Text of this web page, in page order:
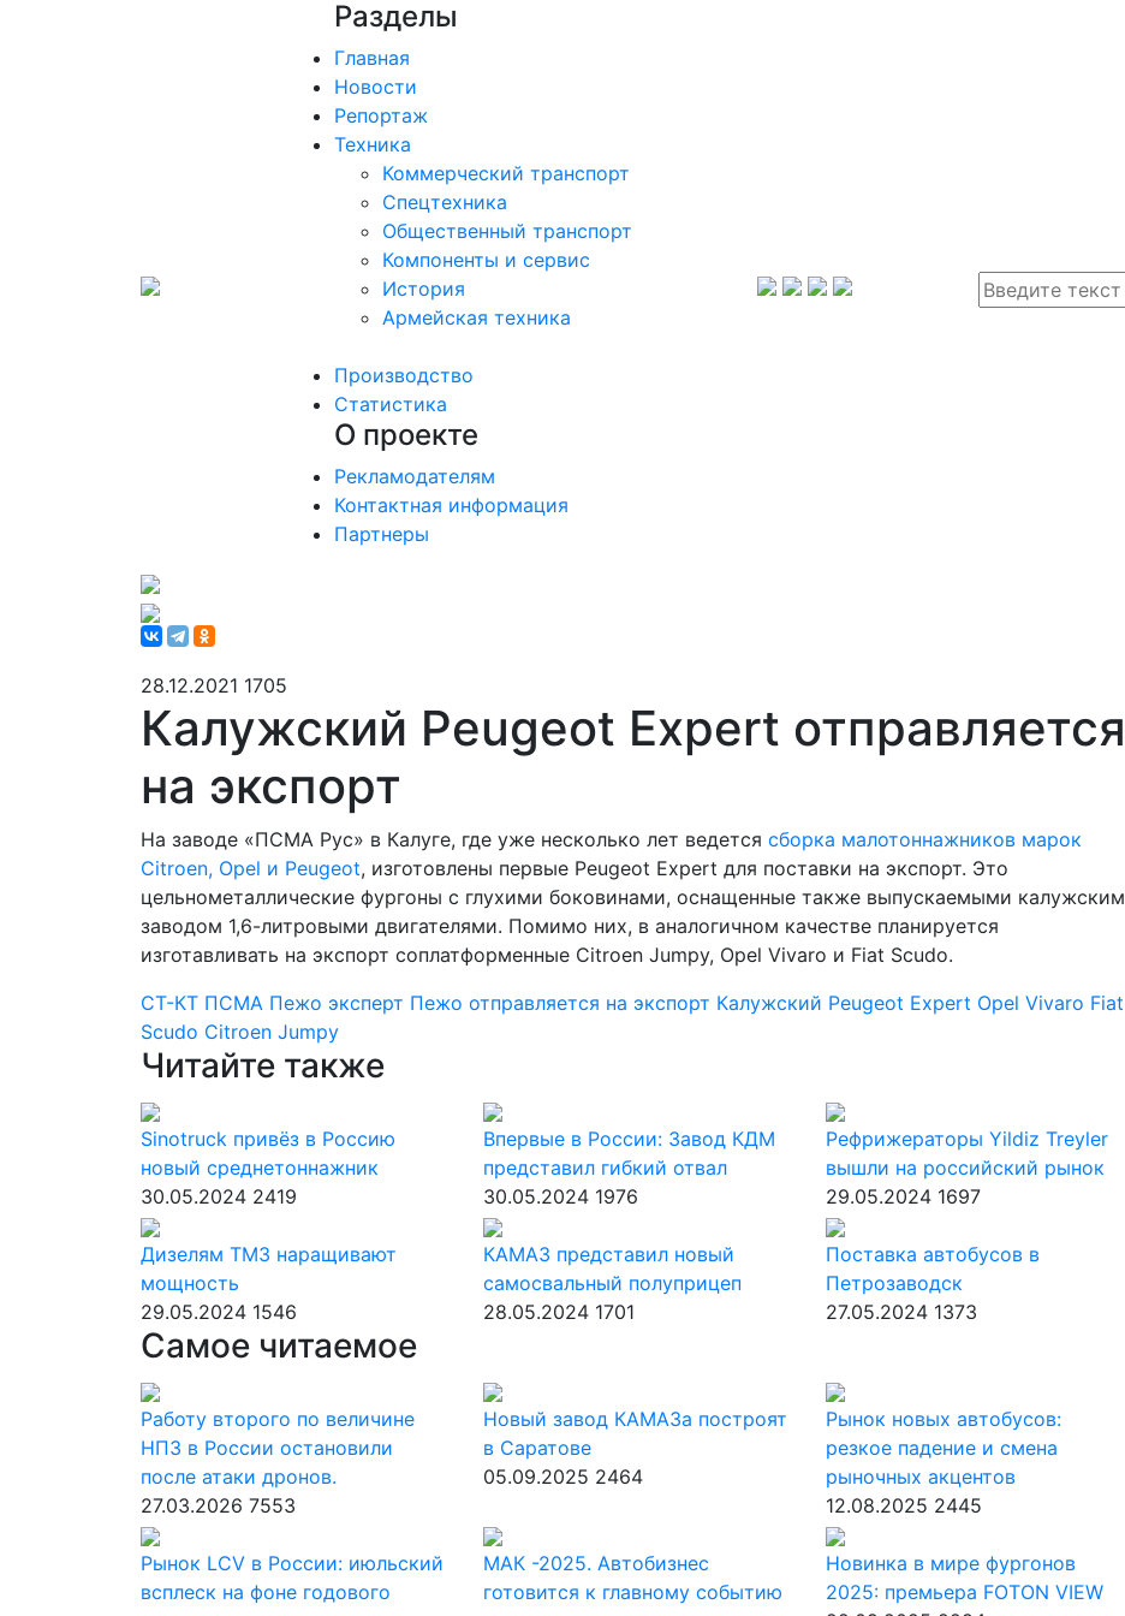
Разделы
Главная
Новости
Репортаж
Техника
Коммерческий транспорт
Спецтехника
Общественный транспорт
Компоненты и сервис
История
Армейская техника
Производство
Статистика
О проекте
Рекламодателям
Контактная информация
Партнеры
28.12.2021 1705
Калужский Peugeot Expert отправляется
на экспорт
На заводе «ПСМА Рус» в Калуге, где уже несколько лет ведется сборка малотоннажников марок
Citroen, Opel и Peugeot, изготовлены первые Peugeot Expert для поставки на экспорт. Это
цельнометаллические фургоны с глухими боковинами, оснащенные также выпускаемыми калужским
заводом 1,6-литровыми двигателями. Помимо них, в аналогичном качестве планируется
изготавливать на экспорт соплатформенные Citroen Jumpy, Opel Vivaro и Fiat Scudo.
СТ-КТ ПСМА Пежо эксперт Пежо отправляется на экспорт Калужский Peugeot Expert Opel Vivaro Fiat
Scudo Citroen Jumpy
Читайте также
Sinotruck привёз в Россию
новый среднетоннажник
30.05.2024 2419
Впервые в России: Завод КДМ
представил гибкий отвал
30.05.2024 1976
Рефрижераторы Yildiz Treyler
вышли на российский рынок
29.05.2024 1697
Дизелям ТМЗ наращивают
мощность
29.05.2024 1546
КАМАЗ представил новый
самосвальный полуприцеп
28.05.2024 1701
Поставка автобусов в
Петрозаводск
27.05.2024 1373
Самое читаемое
Работу второго по величине
НПЗ в России остановили
после атаки дронов.
27.03.2026 7553
Новый завод КАМАЗа построят
в Саратове
05.09.2025 2464
Рынок новых автобусов:
резкое падение и смена
рыночных акцентов
12.08.2025 2445
Рынок LCV в России: июльский
всплеск на фоне годового
МАК -2025. Автобизнес
готовится к главному событию
Новинка в мире фургонов
2025: премьера FOTON VIEW